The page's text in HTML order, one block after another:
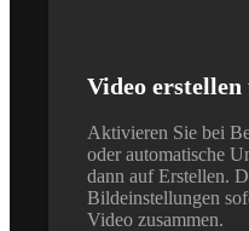
Video
Aktivieren Sie bei
oder automatische
dann auf Erstellen.
Bildeinstellungen
Video zusammen.